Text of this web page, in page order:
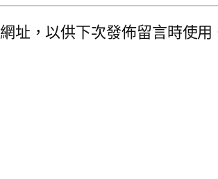
址，以供下次發佈留言時使用